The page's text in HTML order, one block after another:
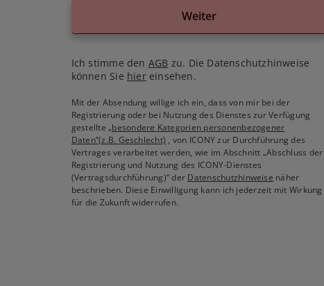
Weiter
Ich stimme den AGB zu. Die Datenschutzhinweise
können Sie hiereinsehen.
Mit der Absendung willige ich ein, dass von mir bei der
Registrierung oder bei Nutzung des Dienstes zur Verfügung
gestellte„besondere Kategorien personenbezogener
Daten“(z.B. Geschlecht) , von ICONY zur Durchführung des
Vertrages verarbeitet werden, wie im Abschnitt „Abschluss der
Registrierung und Nutzung des ICONY-Dienstes
(Vertragsdurchführung)“ der Datenschutzhinweise näher
beschrieben. Diese Einwilligung kann ich jederzeit mit Wirkung
für die Zukunft widerrufen.